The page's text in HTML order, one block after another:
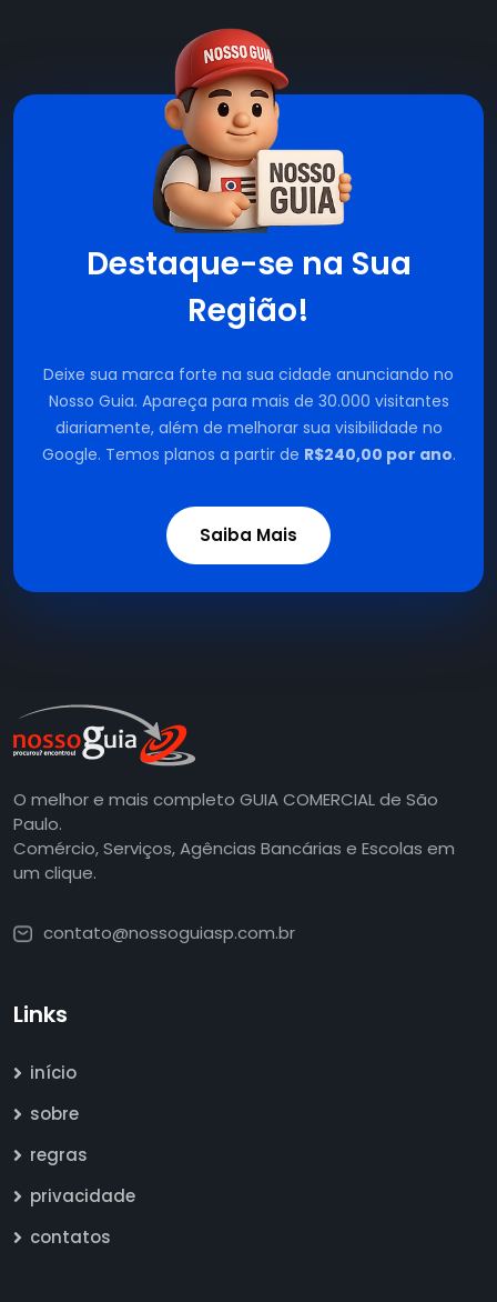
Destaque-se na Sua
Região!
Deixe sua marca forte na sua cidade anunciando no
Nosso Guia. Apareça para mais de 30.000 visitantes
diariamente, além de melhorar sua visibilidade no
Google. Temos planos a partir de R$240,00 por ano.
Saiba Mais
O melhor e mais completo GUIA COMERCIAL de São
Paulo.
Comércio, Serviços, Agências Bancárias e Escolas em
um clique.
contato@nossoguiasp.com.br
Links
início
sobre
regras
privacidade
contatos